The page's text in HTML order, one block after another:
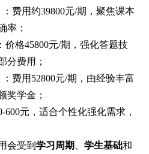
：费用约39800元/期，聚焦课本
率；
价格45800元/期，强化答题技
分费用；
：费用52800元/期，由经验丰富
奖学金；
600元，适合个性化强化需求，
会受到 学习周期 学生基础和